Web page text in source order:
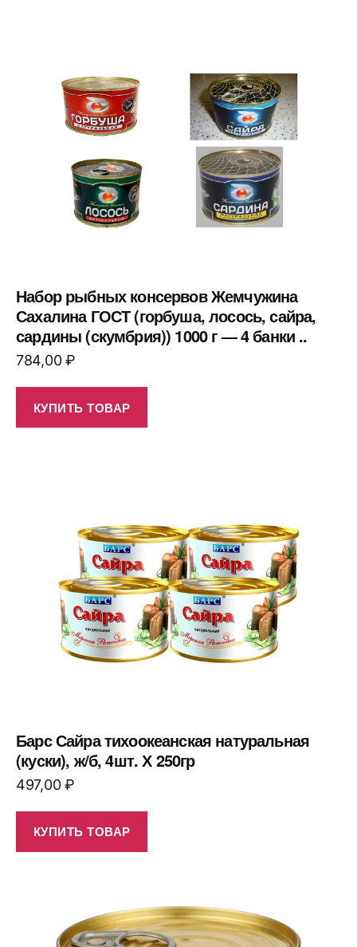
Набор рыбных консервов Жемчужина
Сахалина ГОСТ (горбуша, лосось, сайра,
сардины (скумбрия)) 1000 г — 4 банки ..
784,00₽
КУПИТЬ ТОВАР
Барс Сайра тихоокеанская натуральная
(куски), ж/б, 4шт. Х 250гр
497,00₽
КУПИТЬ ТОВАР